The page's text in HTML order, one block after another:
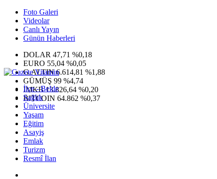
Foto Galeri
Videolar
Canlı Yayın
Günün Haberleri
DOLAR 47,71 %0,18
EURO 55,04 %0,05
G.ALTIN6.614,81 %1,88
GÜMÜŞ 99 %4,74
IMKB13.826,64 %0,20
BITCOIN 64.862 %0,37
İlçe - Belde
Sağlık
Üniversite
Yaşam
Eğitim
Asayiş
Emlak
Turizm
Resmî İlan